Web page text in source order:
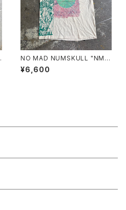
NO MAD NUMSKULL "NMN
×壊し屋 MULTI PRINT S/T"
(NATURAL.L)
¥6,600